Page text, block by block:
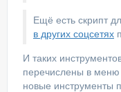
Ещё есть скрипт
в других соцсетях
И таких
перечислены в
новые инструменты